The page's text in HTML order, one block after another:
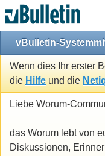
vBulletin-
Wenn dies Ihr erster
die Hilfe und die
Liebe Worum-
das Worum lebt von
Diskussionen,